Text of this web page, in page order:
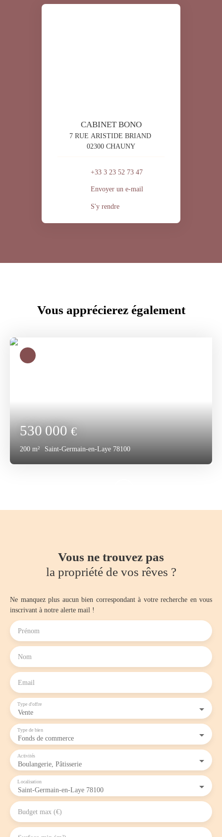
CABINET BONO
7 RUE ARISTIDE BRIAND
02300 CHAUNY
+33 3 23 52 73 47
Envoyer un e-mail
S'y rendre
Vous apprécierezégalement
530 000€
200 m² Saint-Germain-en-Laye 78100
Vous ne trouvez pas
la propriété de vos rêves ?
Ne manquez plus aucun bien correspondant à votre recherche en vous
inscrivant à notre alerte mail !
Prénom
Nom
Email
Vente
Type d'offre
Fonds de commerce
Type de bien
Boulangerie, Pâtisserie
Activités
Saint-Germain-en-Laye 78100
Localisation
Budget max (€)